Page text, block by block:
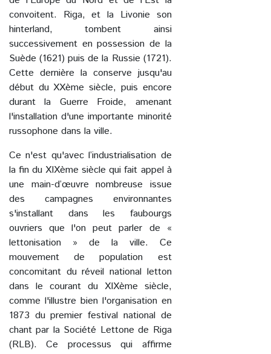
convoitent. Riga, et la Livonie son
hinterland, tombent ainsi
successivement en possession de la
Suède (1621) puis de la Russie (1721).
Cette dernière la conserve jusqu'au
début du XXème siècle, puis encore
durant la Guerre Froide, amenant
l'installation d'une importante minorité
russophone dans la ville.
Ce n'est qu'avec l’industrialisation de
la fin du XIXème siècle qui fait appel à
une main-d’œuvre nombreuse issue
des campagnes environnantes
s'installant dans les faubourgs
ouvriers que l'on peut parler de «
lettonisation » de la ville. Ce
mouvement de population est
concomitant du réveil national letton
dans le courant du XIXème siècle,
comme l'illustre bien l'organisation en
1873 du premier festival national de
chant par la Société Lettone de Riga
(RLB). Ce processus qui affirme